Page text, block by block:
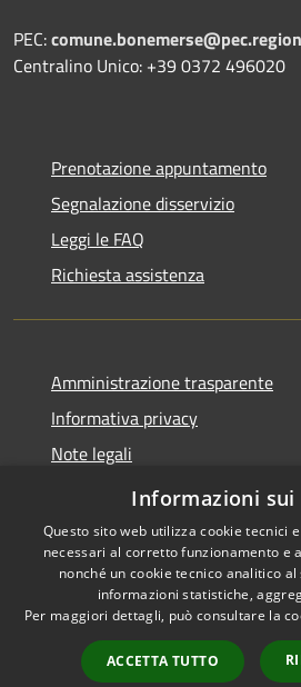
PEC:
Centralino Unico: +39 0372 496020
Prenotazione appuntamento
Segnalazione disservizio
Leggi le FAQ
Richiesta assistenza
Amministrazione trasparente
Informativa privacy
Note legali
Dichiarazione di accessibilità
Accessibilità
Informazioni sui
Questo sito web utilizza cookie tecnici
necessari al corretto funzionamento e
nonché un cookie tecnico analitico
informazioni statistiche,
Per maggiori dettagli, può consultare la
ACCETTA TUTTO